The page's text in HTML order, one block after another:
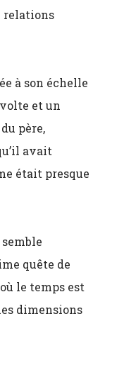
relations
à son échelle
et un
père,
avait
était presque
quête de
le temps est
dimensions